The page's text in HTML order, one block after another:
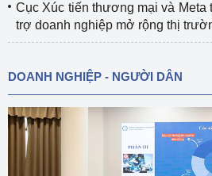
Cục Xúc tiến thương mại và Meta
trợ doanh nghiệp mở rộng thị
DOANH NGHIỆP - NGƯỜI DÂN